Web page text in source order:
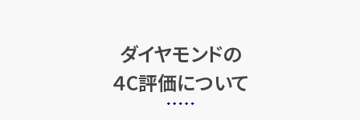
ダイヤモンドの
４C評価について